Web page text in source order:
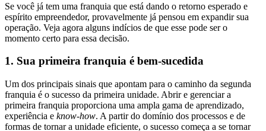
Se você já tem uma franquia que está dando o retorno esperado e
espírito empreendedor, provavelmente já pensou em expandir sua
operação. Veja agora alguns indícios de que esse pode ser o
momento certo para essa decisão.
1. Sua primeira franquia é bem-sucedida
Um dos principais sinais que apontam para o caminho da segunda
franquia é o sucesso da primeira unidade. Abrir e gerenciar a
primeira franquia proporciona uma ampla gama de aprendizado,
experiência e know-how. A partir do domínio dos processos e de
formas de tornar a unidade eficiente, o sucesso começa a se tornar